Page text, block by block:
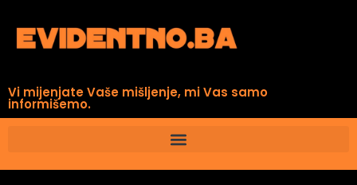
Vi mijenjate Vaše mišljenje, mi Vas samo
informišemo.